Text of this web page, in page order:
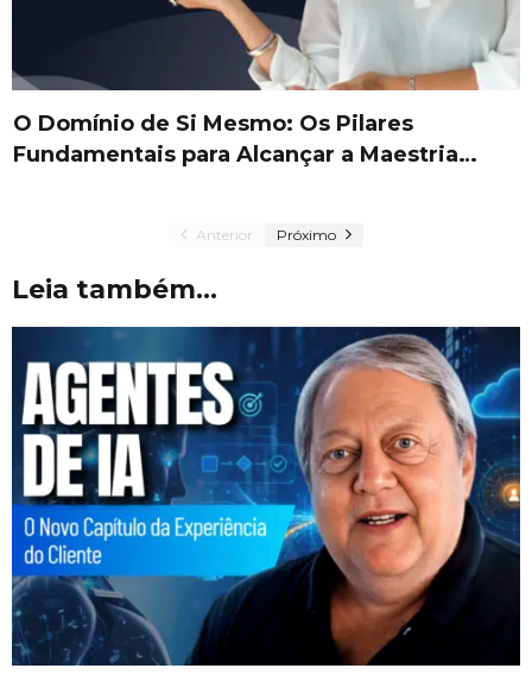
O Domínio de Si Mesmo: Os Pilares
Fundamentais para Alcançar a Maestria…
Anterior Próximo
Leia também...